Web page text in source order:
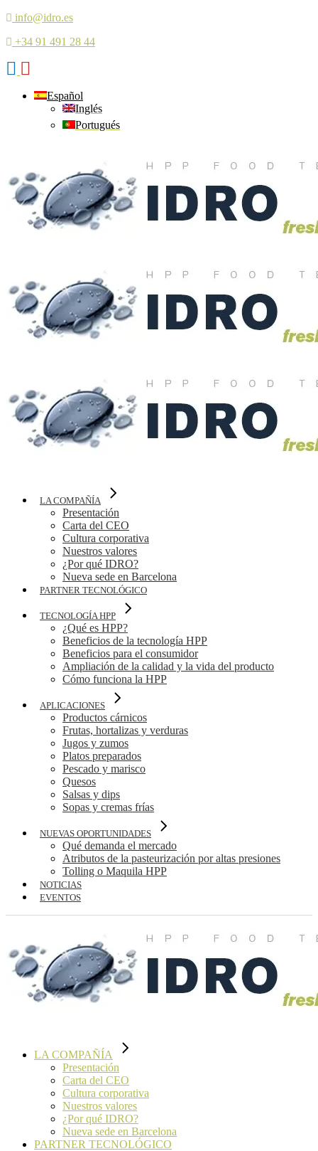
info@idro.es
+34 91 491 28 44
Español
Inglés
Portugués
LA COMPAÑÍA
Presentación
Carta del CEO
Cultura corporativa
Nuestros valores
¿Por qué IDRO?
Nueva sede en Barcelona
PARTNER TECNOLÓGICO
TECNOLOGÍA HPP
¿Qué es HPP?
Beneficios de la tecnología HPP
Beneficios para el consumidor
Ampliación de la calidad y la vida del producto
Cómo funciona la HPP
APLICACIONES
Productos cárnicos
Frutas, hortalizas y verduras
Jugos y zumos
Platos preparados
Pescado y marisco
Quesos
Salsas y dips
Sopas y cremas frías
NUEVAS OPORTUNIDADES
Qué demanda el mercado
Atributos de la pasteurización por altas presiones
Tolling o Maquila HPP
NOTICIAS
EVENTOS
LA COMPAÑÍA
Presentación
Carta del CEO
Cultura corporativa
Nuestros valores
¿Por qué IDRO?
Nueva sede en Barcelona
PARTNER TECNOLÓGICO